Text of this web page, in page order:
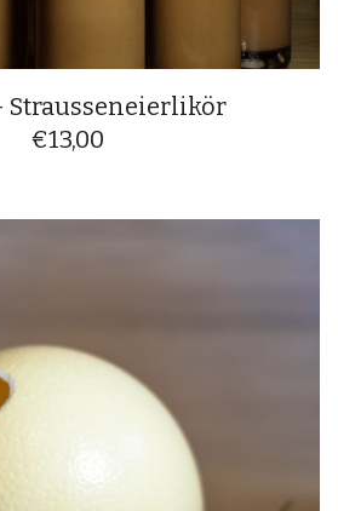
Strausseneierlikör
€13,00